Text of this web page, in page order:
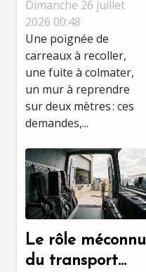
petits travaux,
décryptage d’un
choix
stratégique
Dimanche 26 juillet
2026 00:48
Une poignée de
carreaux à recoller,
une fuite à colmater,
un mur à reprendre
sur deux mètres : ces
demandes,...
Le rôle méconnu
du transport